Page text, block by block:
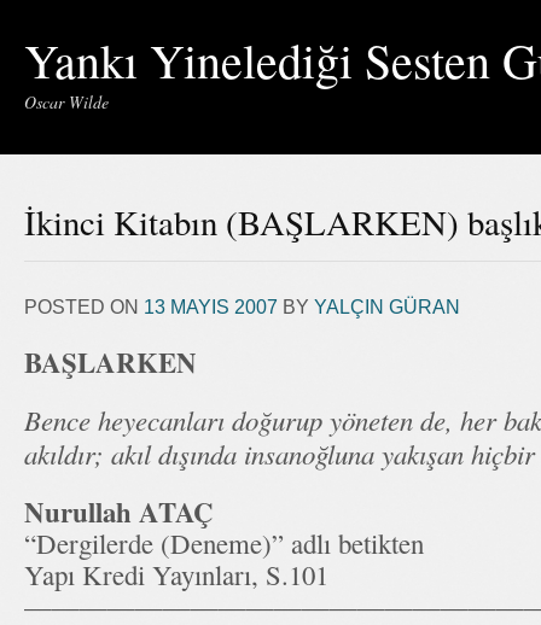
Yankı Yinelediği Sesten
Oscar Wilde
İkinci Kitabın (BAŞLARKEN)
POSTED ON 13 MAYIS 2007 BY YALÇIN GÜRAN
BAŞLARKEN
Bence heyecanları doğurup yöneten de, her
akıldır; akıl dışında insanoğluna yakışan
Nurullah ATAÇ
“Dergilerde (Deneme)” adlı betikten
Yapı Kredi Yayınları, S.101